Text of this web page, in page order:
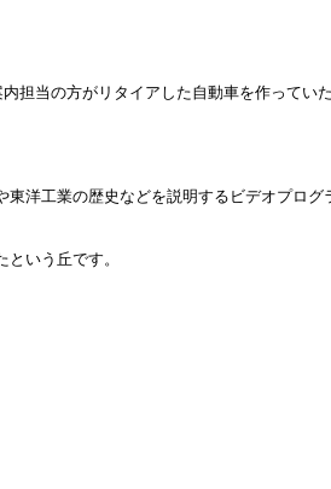
担当の方がリタイアした自動車を作って
洋工業の歴史などを説明するビデオプ
いう丘です。